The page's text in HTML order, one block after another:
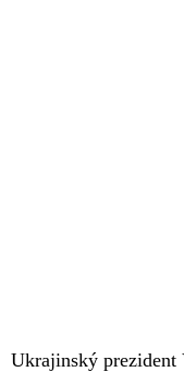
Ukrajinský prezident